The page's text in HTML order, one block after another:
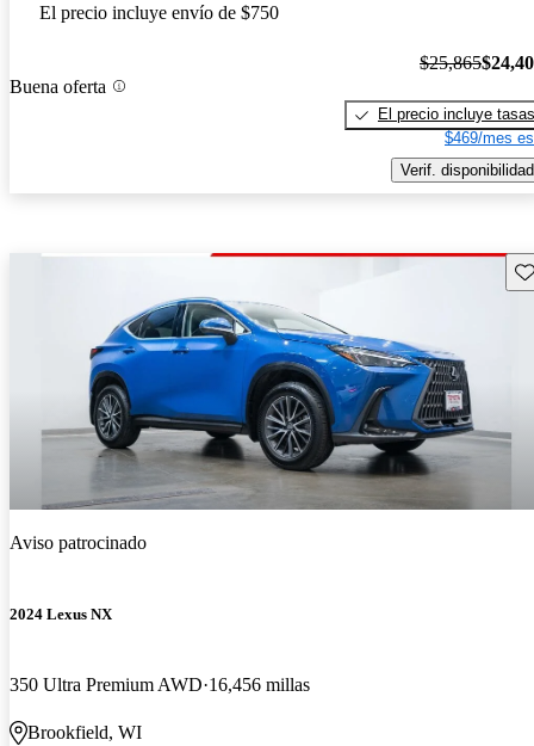
El precio incluye envío de $750
Buena oferta
$25,865
El precio incluye tasas
$469/mes
Verif. disponibilidad
Aviso patrocinado
2024 Lexus NX
350 Ultra Premium AWD 16,456 millas
Brookfield, WI